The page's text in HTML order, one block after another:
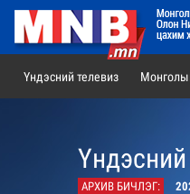
Үндэсний телевиз
АРХИВ БИЧЛЭГ: